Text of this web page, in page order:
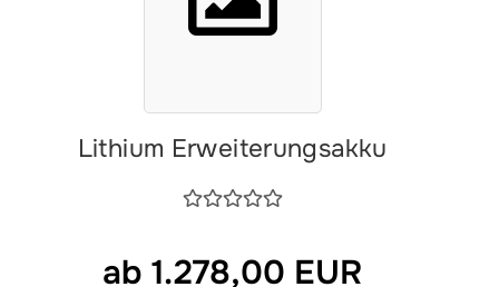
Lithium Erweiterungsakku
ab 1.278,00 EUR